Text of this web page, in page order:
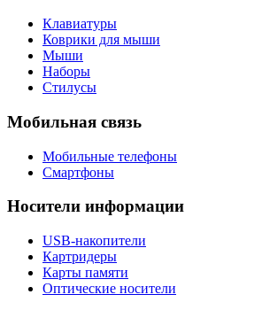
Клавиатуры
Коврики для мыши
Мыши
Наборы
Стилусы
Мобильная связь
Мобильные телефоны
Смартфоны
Носители информации
USB-накопители
Картридеры
Карты памяти
Оптические носители